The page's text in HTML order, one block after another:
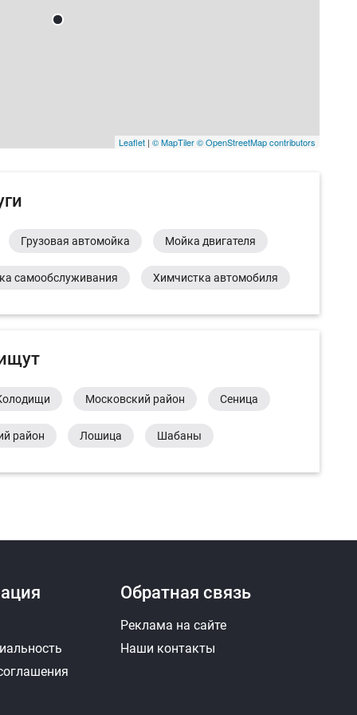
Leaflet | © MapTiler© OpenStreetMap contributors
Грузовая автомойка Мойка двигателя
самообслуживания Химчистка автомобиля
Московский район Сеница
район Лошица Шабаны
Обратная связь
Реклама на сайте
Наши контакты